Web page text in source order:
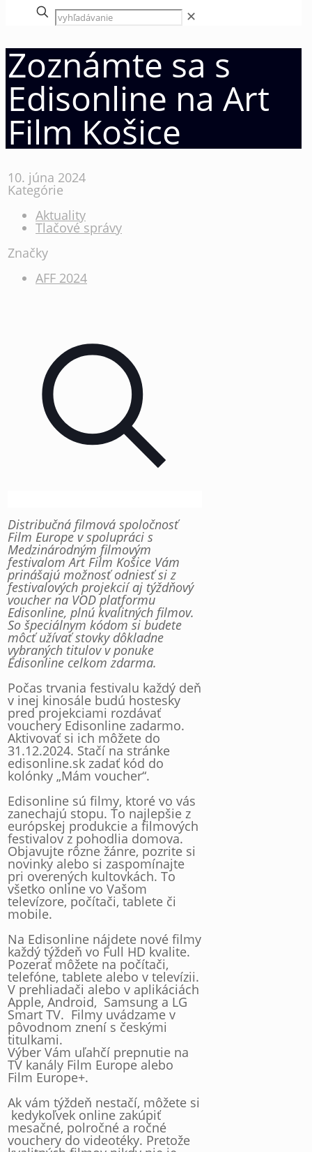
✕
Zoznámte sa s
Edisonline na Art
Film Košice
10. júna 2024
Kategórie
Aktuality
Tlačové správy
Značky
AFF 2024
Distribučná filmová spoločnosť
Film Europe v spolupráci s
Medzinárodným filmovým
festivalom Art Film Košice Vám
prinášajú možnosť odniesť si z
festivalových projekcií aj týždňový
voucher na VOD platformu
Edisonline, plnú kvalitných filmov.
So špeciálnym kódom si budete
môcť užívať stovky dôkladne
vybraných titulov v ponuke
Edisonline celkom zdarma.
Počas trvania festivalu každý deň
v inej kinosále budú hostesky
pred projekciami rozdávať
vouchery Edisonline zadarmo.
Aktivovať si ich môžete do
31.12.2024. Stačí na stránke
edisonline.sk zadať kód do
kolónky „Mám voucher“.
Edisonline sú filmy, ktoré vo vás
zanechajú stopu. To najlepšie z
európskej produkcie a filmových
festivalov z pohodlia domova.
Objavujte rôzne žánre, pozrite si
novinky alebo si zaspomínajte
pri overených kultovkách. To
všetko online vo Vašom
televízore, počítači, tablete či
mobile.
Na Edisonline nájdete nové filmy
každý týždeň vo Full HD kvalite.
Pozerať môžete na počítači,
telefóne, tablete alebo v televízii.
V prehliadači alebo v aplikáciách
Apple, Android, Samsung a LG
Smart TV. Filmy uvádzame v
pôvodnom znení s českými
titulkami.
Výber Vám uľahčí prepnutie na
TV kanály Film Europe alebo
Film Europe+.
Ak vám týždeň nestačí, môžete si
kedykoľvek online zakúpiť
mesačné, polročné a ročné
vouchery do videotéky. Pretože